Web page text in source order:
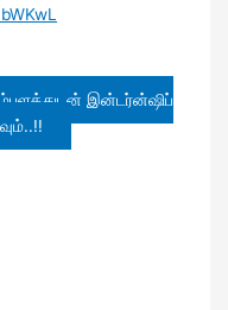
இன்டர்ன்ஷிப்